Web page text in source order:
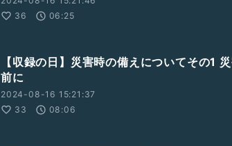
36
06:25
【収録の日】災害時の備えについてその1
前に
2024-08-16 15:21:37
33
08:06